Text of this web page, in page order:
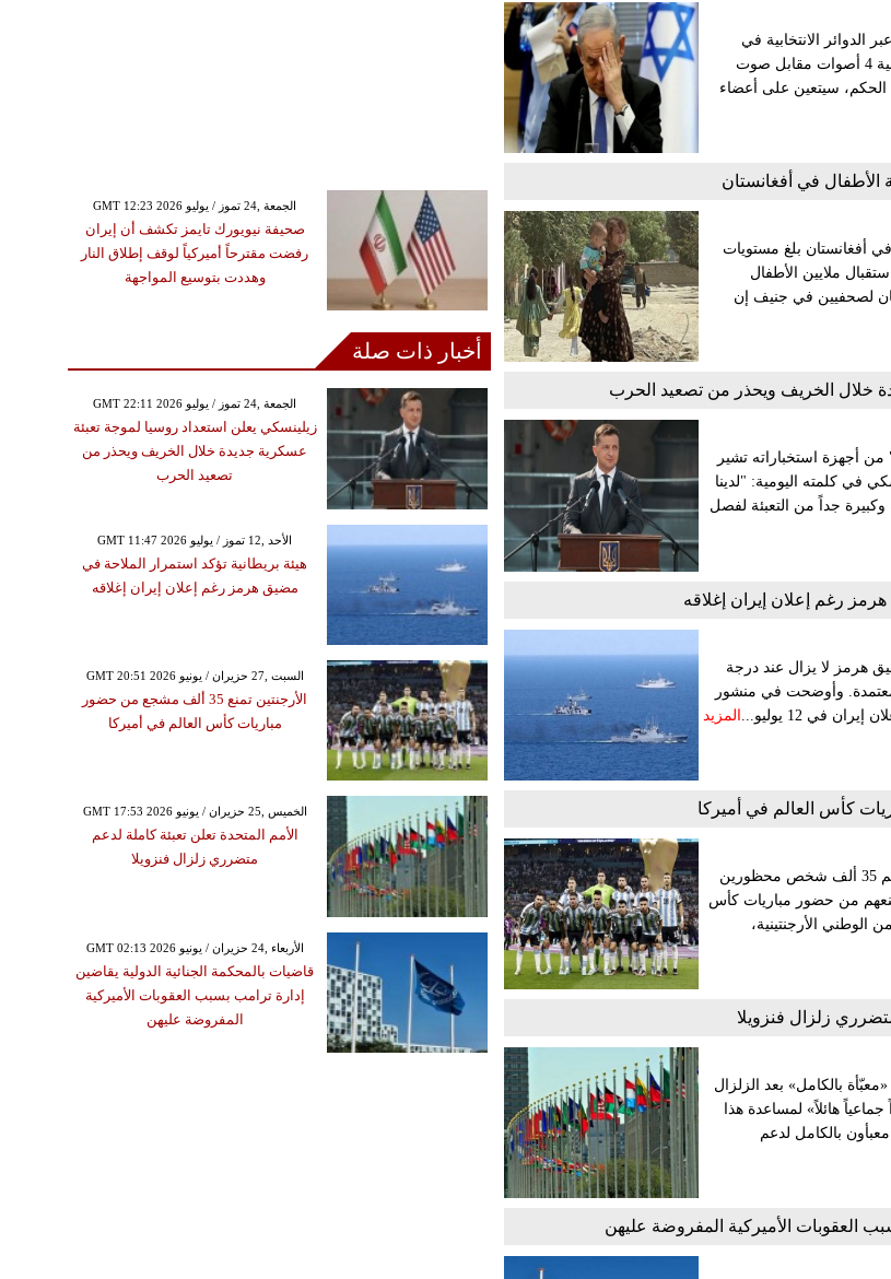
الانتخابية في
الانتخابات التمهيدية، بعد قبول التماسات طعنت في آلية إقراره. وصدر القرار بأغلبية 4 أصوات مقابل صوت
بفارق 5 أصوات فقط. وبموجب الحكم، سيتعين على أعضاء
الأطفال في أفغانستان
في أفغانستان بلغ مستويات
ملايين الأطفال
لصحفيين في جنيف إن
خلال الخريف ويحذر من تصعيد الحرب
أجهزة استخباراته تشير
في كلمته اليومية: "لدينا
جداً من التعبئة لفصل
رغم إعلان إيران إغلاقه
هرمز لا يزال عند درجة
وأوضحت في منشور
12 يوليو...
المزيد
في خطوة غير مسبوقة، سلمت الحكومة الأرجنتينية السلطات الأميركية قائمة تضم 35 ألف شخص محظورين
بهدف منعهم من حضور مباريات كأس
الوطني الأرجنتينية،
زلزال فنزويلا
بالكامل» بعد الزلزال
يتطلب «جهداً جماعياً هائلاً» لمساعدة هذا
بالكامل لدعم
العقوبات الأميركية المفروضة عليهن
GMT 12:23 2026 الجمعة ,24 تموز / يوليو
صحيفة نيويورك تايمز تكشف أن إيران
رفضت مقترحاً أميركياً لوقف إطلاق النار
وهددت بتوسيع المواجهة
أخبار ذات صلة
GMT 22:11 2026 الجمعة ,24 تموز / يوليو
زيلينسكي يعلن استعداد روسيا لموجة تعبئة
عسكرية جديدة خلال الخريف ويحذر من
تصعيد الحرب
GMT 11:47 2026 الأحد ,12 تموز / يوليو
هيئة بريطانية تؤكد استمرار الملاحة في
مضيق هرمز رغم إعلان إيران إغلاقه
GMT 20:51 2026 السبت ,27 حزيران / يونيو
الأرجنتين تمنع 35 ألف مشجع من حضور
مباريات كأس العالم في أميركا
GMT 17:53 2026 الخميس ,25 حزيران / يونيو
الأمم المتحدة تعلن تعبئة كاملة لدعم
متضرري زلزال فنزويلا
GMT 02:13 2026 الأربعاء ,24 حزيران / يونيو
قاضيات بالمحكمة الجنائية الدولية يقاضين
إدارة ترامب بسبب العقوبات الأميركية
المفروضة عليهن